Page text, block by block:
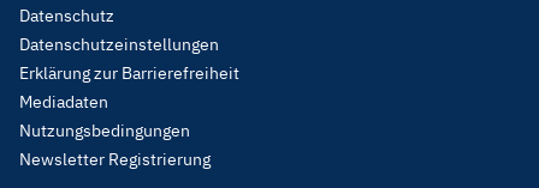
Menu
Legal
Datenschutz
Datenschutzeinstellungen
Erklärung zur Barrierefreiheit
Mediadaten
Nutzungsbedingungen
Newsletter Registrierung